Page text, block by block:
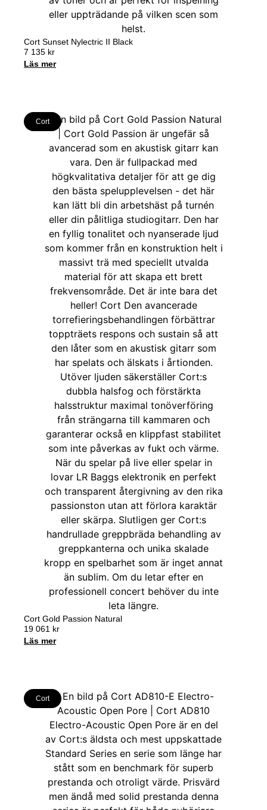
Cort Sunset Nylectric II Black
7 135 kr
Läs mer
Cort
Cort Gold Passion Natural
19 061 kr
Läs mer
Cort